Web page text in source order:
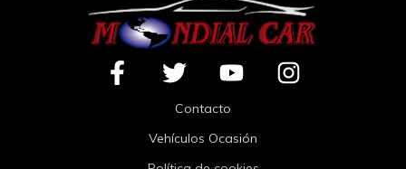
Contacto
Vehículos Ocasión